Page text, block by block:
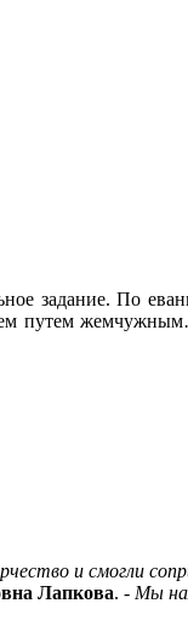
задание. По
путем
и смогли
Лапкова. - Мы